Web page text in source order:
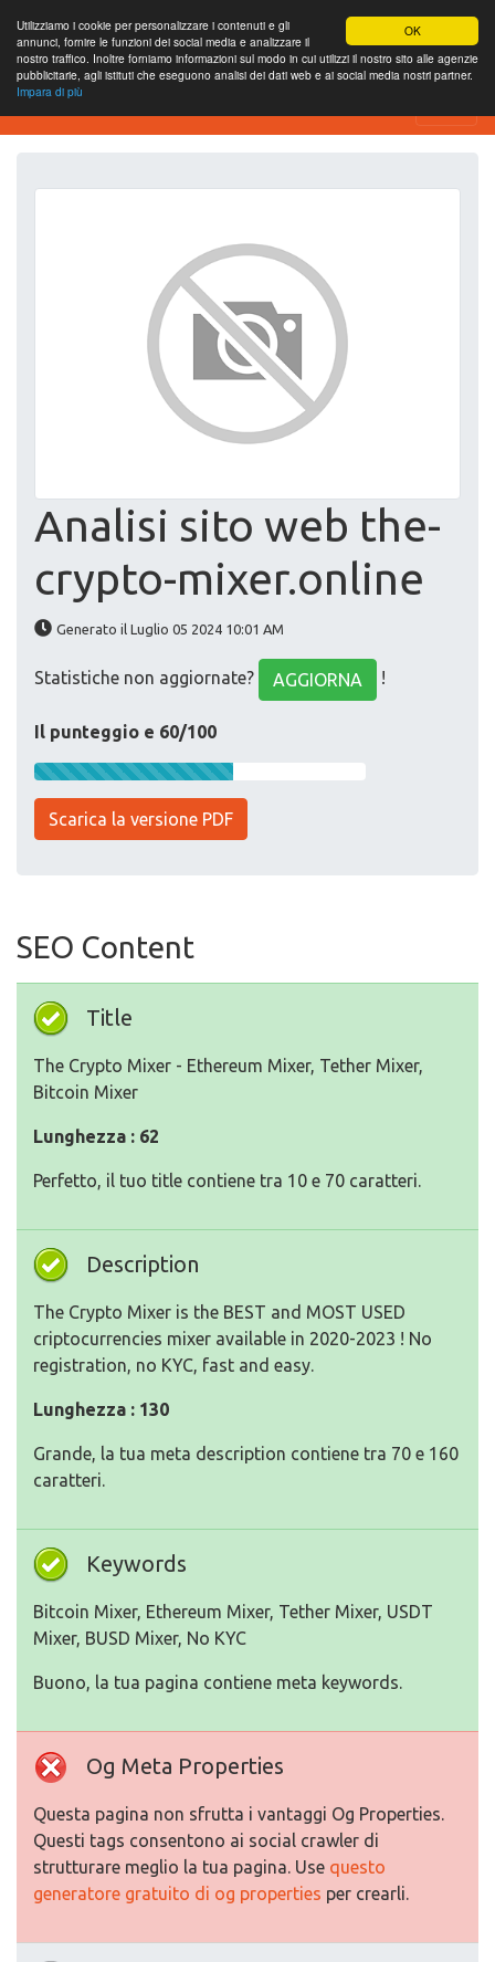
OK
Utilizziamo i cookie per personalizzare i contenuti e gli
annunci, fornire le funzioni dei social media e analizzare il
nostro traffico. Inoltre forniamo informazioni sul modo in cui utilizzi il nostro sito alle agenzie
pubblicitarie, agli istituti che eseguono analisi dei dati web e ai social media nostri partner.
Impara di più
SEO Analytics
Analisi sito web the-
crypto-mixer.online
Generato il Luglio 05 2024 10:01 AM
Statistiche non aggiornate? AGGIORNA !
Il punteggio e 60/100
Scarica la versione PDF
SEO Content
Title
The Crypto Mixer - Ethereum Mixer, Tether Mixer,
Bitcoin Mixer
Lunghezza : 62
Perfetto, il tuo title contiene tra 10 e 70 caratteri.
Description
The Crypto Mixer is the BEST and MOST USED
criptocurrencies mixer available in 2020-2023 ! No
registration, no KYC, fast and easy.
Lunghezza : 130
Grande, la tua meta description contiene tra 70 e 160
caratteri.
Keywords
Bitcoin Mixer, Ethereum Mixer, Tether Mixer, USDT
Mixer, BUSD Mixer, No KYC
Buono, la tua pagina contiene meta keywords.
Og Meta Properties
Questa pagina non sfrutta i vantaggi Og Properties.
Questi tags consentono ai social crawler di
strutturare meglio la tua pagina. Use questo
generatore gratuito di og properties per crearli.